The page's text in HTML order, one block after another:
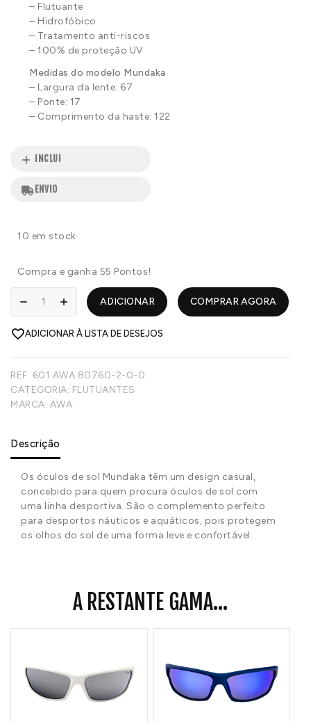
– Flutuante
– Hidrofóbico
– Tratamento anti-riscos
– 100% de proteção UV
Medidas do modelo Mundaka
– Largura da lente: 67
– Ponte: 17
– Comprimento da haste: 122
INCLUI
ENVIO
10 em stock
Compra e ganha 55 Pontos!
ADICIONAR COMPRAR AGORA
ADICIONAR À LISTA DE DESEJOS
REF: 601.AWA.80760-2-0-0
CATEGORIA: FLUTUANTES
MARCA: AWA
Descrição
Os óculos de sol Mundaka têm um design casual,
concebido para quem procura óculos de sol com
uma linha desportiva. São o complemento perfeito
para desportos náuticos e aquáticos, pois protegem
os olhos do sol de uma forma leve e confortável.
A RESTANTE GAMA...